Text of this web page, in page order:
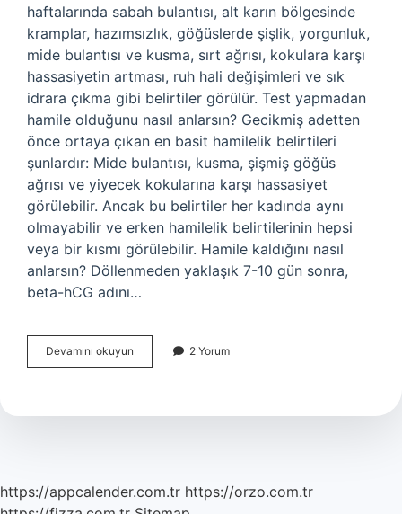
haftalarında sabah bulantısı, alt karın bölgesinde
kramplar, hazımsızlık, göğüslerde şişlik, yorgunluk,
mide bulantısı ve kusma, sırt ağrısı, kokulara karşı
hassasiyetin artması, ruh hali değişimleri ve sık
idrara çıkma gibi belirtiler görülür. Test yapmadan
hamile olduğunu nasıl anlarsın? Gecikmiş adetten
önce ortaya çıkan en basit hamilelik belirtileri
şunlardır: Mide bulantısı, kusma, şişmiş göğüs
ağrısı ve yiyecek kokularına karşı hassasiyet
görülebilir. Ancak bu belirtiler her kadında aynı
olmayabilir ve erken hamilelik belirtilerinin hepsi
veya bir kısmı görülebilir. Hamile kaldığını nasıl
anlarsın? Döllenmeden yaklaşık 7-10 gün sonra,
beta-hCG adını…
Devamını okuyun
Kadın
Nasıl
2 Yorum
https://appcalender.com.tr https://orzo.com.tr